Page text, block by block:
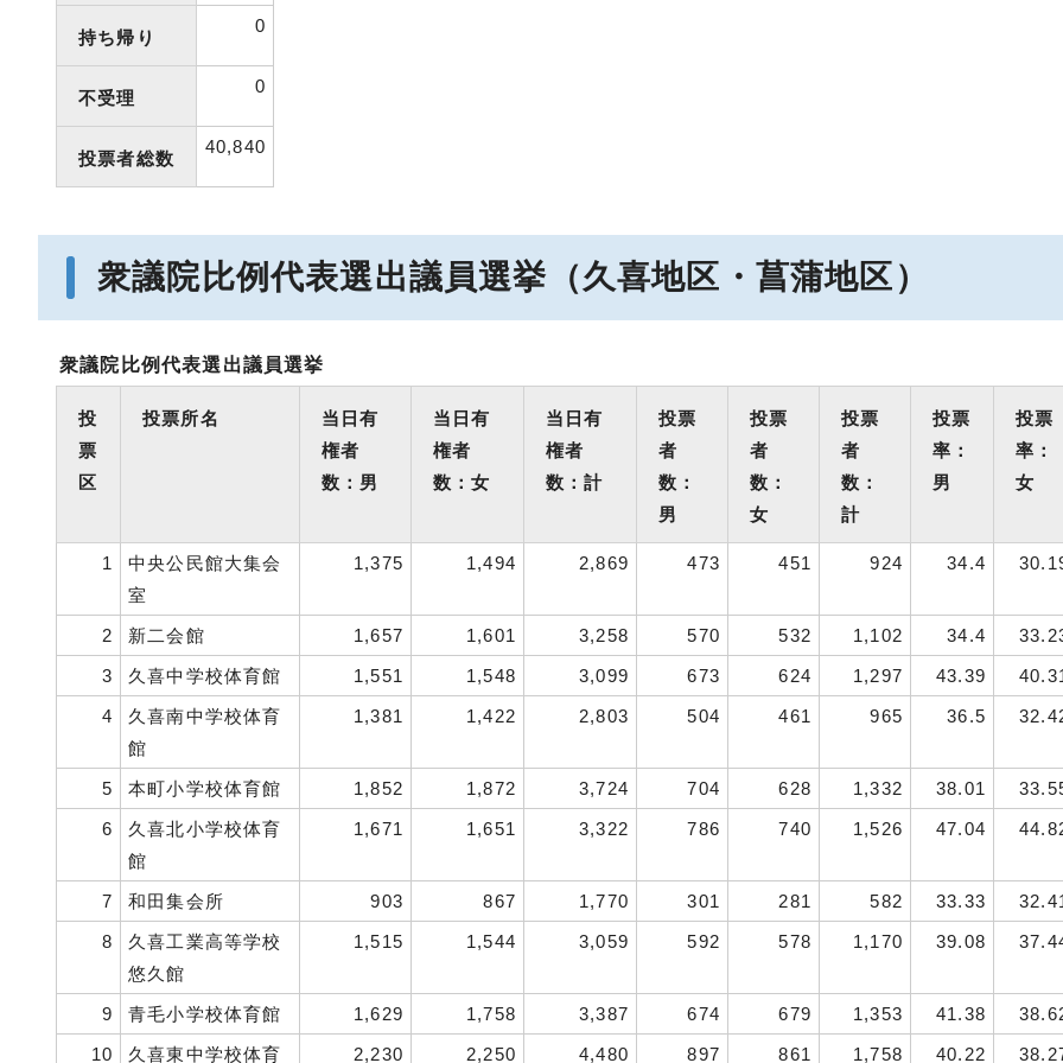
持ち帰り
0
不受理
0
投票者総数
40,840
衆議院比例代表選出議員選挙（久喜地区・菖蒲地区）
衆議院比例代表選出議員選挙
投
票
区
投票所名
当日有
権者
数：男
当日有
権者
数：女
当日有
権者
数：計
投票
者
数：
男
投票
者
数：
女
投票
者
数：
計
投票
率：
男
投票
率：
女
1
中央公民館大集会
室
1,375 1,494 2,869 473 451 924 34.4
2 新二会館 1,657 1,601 3,258 570 532 1,102 34.4
3
久喜中学校体育館 1,551 1,548 3,099 673 624 1,297 43.39
4
久喜南中学校体育
館
1,381 1,422 2,803 504 461 965 36.5
5 本町小学校体育館 1,852 1,872 3,724 704 628 1,332 38.01
6
久喜北小学校体育
館
1,671 1,651 3,322 786 740 1,526 47.04
7 和田集会所 903 867 1,770 301 281 582 33.33
8
久喜工業高等学校
悠久館
1,515 1,544 3,059 592 578 1,170 39.08
9 青毛小学校体育館 1,629 1,758 3,387 674 679 1,353 41.38
10
久喜東中学校体育 2,230 2,250 4,480 897 861 1,758 40.22